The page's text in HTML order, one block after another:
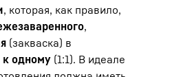
, которая, как правило,
,
(закваска) в
одному (1:1). В идеале